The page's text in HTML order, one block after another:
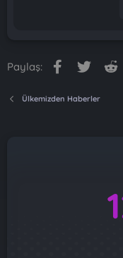
Paylaş: Facebook
Twitter
Ülkemizden Haberler